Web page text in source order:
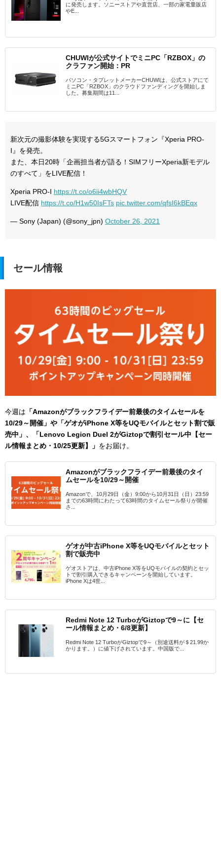
に発売します。ソニーストアや直営店、一部の家電量販店
やE...
CHUWIが公式サイトでミニPC「RZBOX」の
クラファン開始：PR
パソコン・タブレットメーカーCHUWIは、公式ストアにて
ミニPC「RZBOX」のクラウドファンディングを開始しま
した。募集期間は11...
新次元の撮影体験を実現する5Gスマートフォン『Xperia PRO-
I』を発売。
また、本日20時「企画担当者が語る！SIMフリーXperia新モデル
のすべて」をLIVE配信！
Xperia PRO-I https://t.co/o6ii4wbHQV
LIVE配信 https://t.co/H1w50IsFTs pic.twitter.com/qfsI6kBEqx
— Sony (Japan) (@sony_jpn) October 26, 2021
セール情報
今週は 「Amazonがブラックフライデー前最後のタイムセールを
10/29～開催」や「ゲオがiPhone X等をUQモバイルとセット割で販
売中」、「Lenovo Legion Duel 2がGiztopで割引セール中【セー
ル情報まとめ・10/25更新】」 をお届け。
Amazonがブラックフライデー前最後のタイ
ムセールを10/29～開催
Amazonで、10月29日（金）9:00から10月31日（日）23:59
までの63時間にわたって63時間のタイムセール祭りが開催
さ...
ゲオが中古iPhone X等をUQモバイルとセット
割で販売中
ゲオストアは、中古iPhone X等をUQモバイルの契約とセッ
トで割引購入できるキャンペーンを開始しています。
iPhone Xは4世...
Redmi Note 12 TurboがGiztopで9～に【セ
ール情報まとめ・6/8更新】
Redmi Note 12 TurboがGiztopで9～（別途送料が＄21.99か
かります。）に値下げされています。中国版で...